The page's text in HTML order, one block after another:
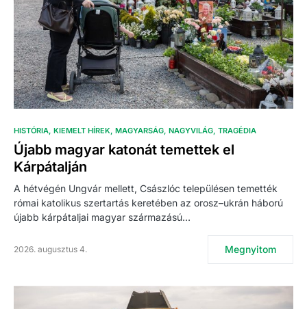
HISTÓRIA KIEMELT HÍREK MAGYARSÁG NAGYVILÁG TRAGÉDIA
Újabb magyar katonát temettek el
Kárpátalján
A hétvégén Ungvár mellett, Császlóc településen temették
római katolikus szertartás keretében az orosz–ukrán háború
újabb kárpátaljai magyar származású…
2026. augusztus 4. Megnyitom